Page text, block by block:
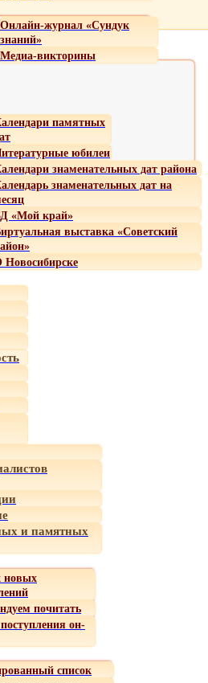
Онлайн-журнал «Сундук
знаний»
Медиа-викторины
памятных
юбилеи
знаменательных дат района
знаменательных дат на
«Мой край»
выставка «Советский
Новосибирске
и памятных
новых
почитать
он-
список